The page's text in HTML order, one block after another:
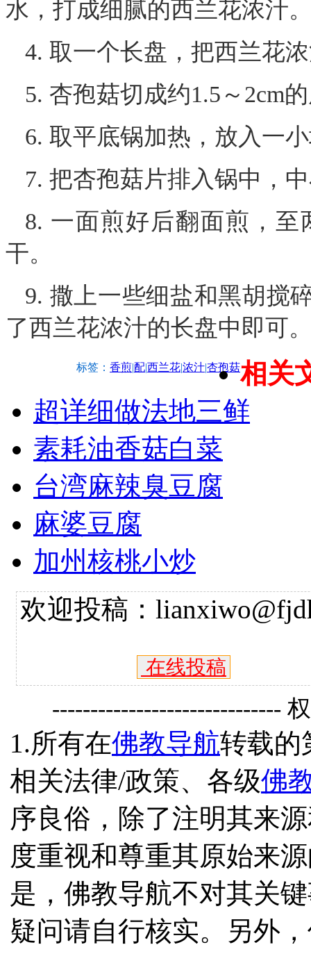
水，打成细腻的西兰花浓汁
4. 取一个长盘，把西兰花
5. 杏孢菇切成约1.5～2cm
6. 取平底锅加热，放入一
7. 把杏孢菇片排入锅中，
8. 一面煎好后翻面煎，
干。
9. 撒上一些细盐和黑胡搅
了西兰花浓汁的长盘中即可
标签： 香煎|配|西兰花|浓汁|杏孢菇相关
超详细做法地三鲜
素耗油香菇白菜
台湾麻辣臭豆腐
麻婆豆腐
加州核桃小炒
欢迎投稿：
在线投稿
------------------------------
1.所有在佛教导航转载的
相关法律/政策、各级佛
序良俗，除了注明其来
度重视和尊重其原始来
是，佛教导航不对其关
疑问请自行核实。另外